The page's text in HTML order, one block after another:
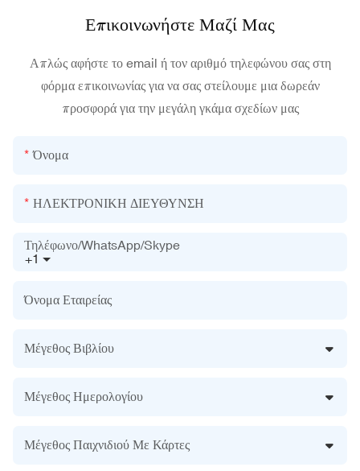
Επικοινωνήστε Μαζί Μας
Απλώς αφήστε το email ή τον αριθμό τηλεφώνου σας στη
φόρμα επικοινωνίας για να σας στείλουμε μια δωρεάν
προσφορά για την μεγάλη γκάμα σχεδίων μας
Όνομα
ΗΛΕΚΤΡΟΝΙΚΗ ΔΙΕΥΘΥΝΣΗ
+1
Τηλέφωνο/WhatsApp/Skype
Όνομα Εταιρείας
Μέγεθος Βιβλίου
Μέγεθος Ημερολογίου
Μέγεθος Παιχνιδιού Με Κάρτες